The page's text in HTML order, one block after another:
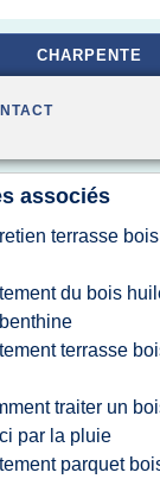
CHARPENTE
associés
terrasse
du bois
terrasse
traiter un
par la pluie
parquet